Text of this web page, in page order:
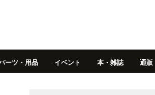
ーツ・用品 イベント 本・雑誌 通販